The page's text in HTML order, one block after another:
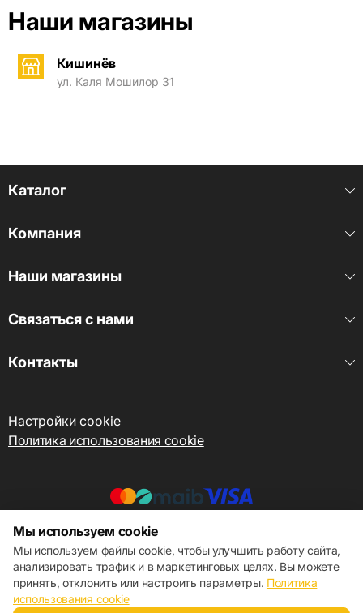
Наши магазины
Кишинёв
ул. Каля Мошилор 31
Каталог
Компания
Наши магазины
Связаться с нами
Контакты
Настройки cookie
Политика использования cookie
© 2013 – 2026 ECOM
Мы используем cookie
Мы используем файлы cookie, чтобы улучшить работу сайта,
анализировать трафик и в маркетинговых целях. Вы можете
принять, отклонить или настроить параметры. Политика
использования cookie